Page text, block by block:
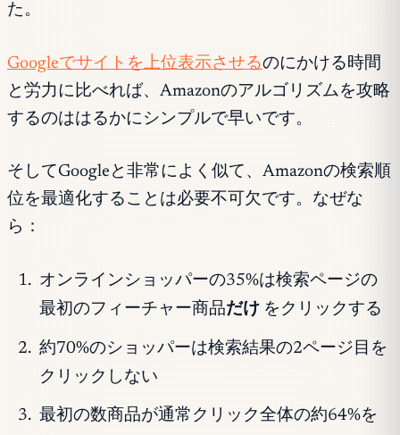
た。
Googleでサイトを上位表示させるのにかける時間
と労力に比べれば、Amazonのアルゴリズムを攻略
するのははるかにシンプルで早いです。
そしてGoogleと非常によく似て、Amazonの検索順
位を最適化することは必要不可欠です。なぜな
ら：
オンラインショッパーの35%は検索ページの
最初のフィーチャー商品だけ をクリックする
約70%のショッパーは検索結果の2ページ目を
クリックしない
最初の数商品が通常クリック全体の約64%を